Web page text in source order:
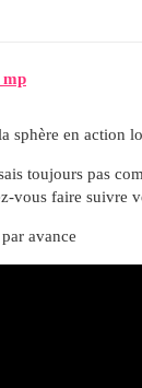
sphère en action
toujours pas
vous faire suivre
avance